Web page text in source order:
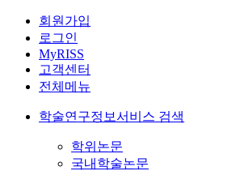
회원가입
로그인
MyRISS
고객센터
전체메뉴
학술연구정보서비스 검색
학위논문
국내학술논문